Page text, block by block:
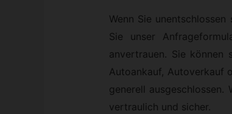
Wenn Sie
Sie unser
anvertrauen. Sie können
Autoankauf, Autoverkauf
generell
vertraulich und sicher.